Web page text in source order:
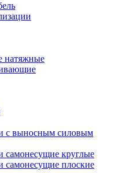
натяжные
с выносным силовым
самонесущие круглые
самонесущие плоские